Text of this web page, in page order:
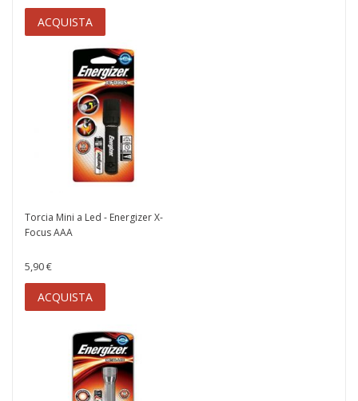
ACQUISTA
Torcia Mini a Led - Energizer X-
Focus AAA
5,90 €
ACQUISTA